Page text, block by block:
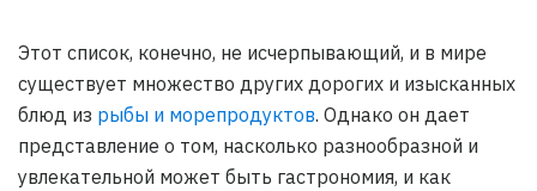
Этот список, конечно, не исчерпывающий, и в мире
существует множество других дорогих и изысканных
блюд из рыбы и морепродуктов. Однако он дает
представление о том, насколько разнообразной и
увлекательной может быть гастрономия, и как